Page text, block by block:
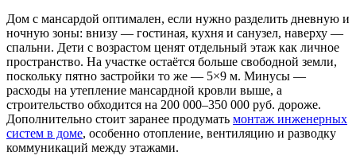
Дом с мансардой оптимален, если нужно разделить дневную и
ночную зоны: внизу — гостиная, кухня и санузел, наверху —
спальни. Дети с возрастом ценят отдельный этаж как личное
пространство. На участке остаётся больше свободной земли,
поскольку пятно застройки то же — 5×9 м. Минусы —
расходы на утепление мансардной кровли выше, а
строительство обходится на 200 000–350 000 руб. дороже.
Дополнительно стоит заранее продумать монтаж инженерных
систем в доме, особенно отопление, вентиляцию и разводку
коммуникаций между этажами.